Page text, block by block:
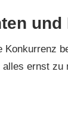
ernst zu